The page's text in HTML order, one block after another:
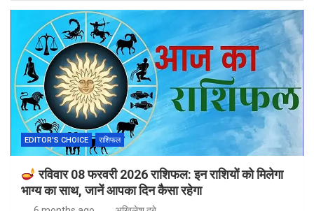
ce
b
o
o
k
ke
dI
n
at
s
A
p
p
ar
e
EDITOR'S CHOICE राशिफल
रविवार 08 फरवरी 2026 राशिफल: इन राशियों को मिलेगा
भाग्य का साथ, जानें आपका दिन कैसा रहेगा